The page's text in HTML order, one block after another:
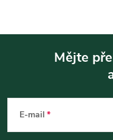
Mějte
E-mail